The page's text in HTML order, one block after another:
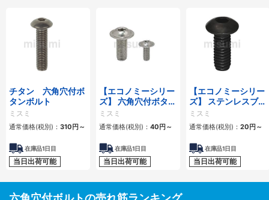
チタン 六角穴付ボ
タンボルト
ミスミ
通常価格(税別)： 310 円 ～
在庫品1日目
当日出荷可能
【エコノミーシリー
ズ】 六角穴付ボタン
ボルト フランジ付タ
イプ ステンレス
ミスミ
通常価格(税別)： 40 円 ～
在庫品1日目
当日出荷可能
【エコノミーシリー
ズ】 ステンレスブラ
ック 六角穴付ボタン
ボルト ステンレス
ミスミ
通常価格(税別)： 20 円 ～
在庫品1日目
当日出荷可能